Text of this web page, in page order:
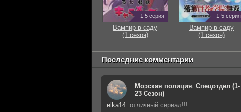
1-5 серия
Вампир в саду
(1 сезон)
1-5 серия
Вампир в саду
(1 сезон)
Последние комментарии
Морская полиция. Спецотдел (1-
23 Сезон)
elka14: отличный сериал!!!